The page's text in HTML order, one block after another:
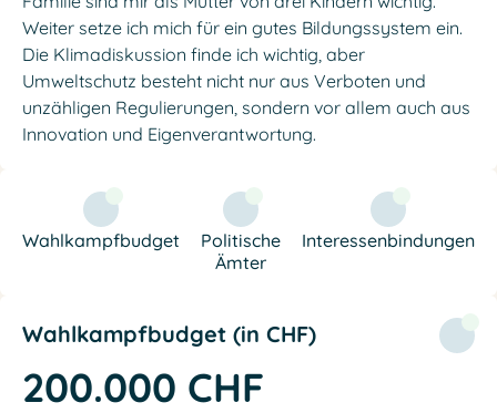
Weiter setze ich mich für ein gutes Bildungssystem ein.
Die Klimadiskussion finde ich wichtig, aber
Umweltschutz besteht nicht nur aus Verboten und
unzähligen Regulierungen, sondern vor allem auch aus
Innovation und Eigenverantwortung.
Wahlkampfbudget
Politische
Ämter
Interessenbindungen
Wahlkampfbudget (in CHF)
200.000 CHF